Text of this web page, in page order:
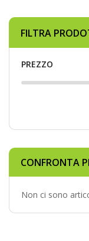
FILTRA
PREZZO
CONFRONTA
Non ci sono